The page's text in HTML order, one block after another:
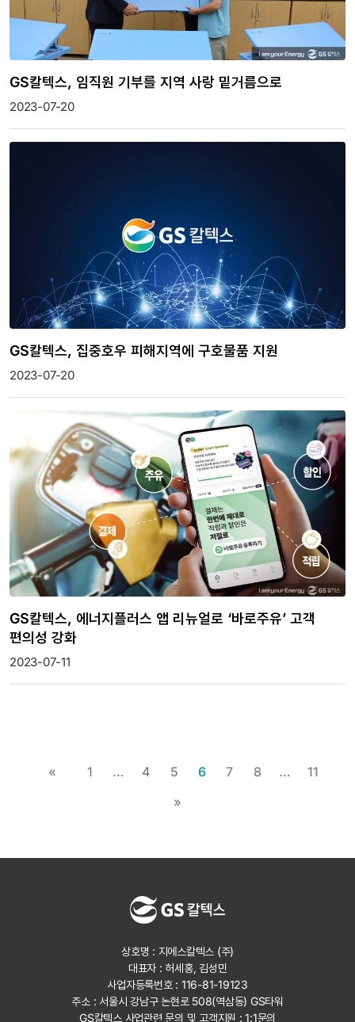
GS칼텍스, 임직원 기부를 지역 사랑 밑거름으로
2023-07-20
GS칼텍스, 집중호우 피해지역에 구호물품 지원
2023-07-20
GS칼텍스, 에너지플러스 앱 리뉴얼로 ‘바로주유’ 고객
편의성 강화
2023-07-11
« 1 … 4 5 6 7 8 …
11
»
상호명 : 지에스칼텍스 (주)
대표자 : 허세홍, 김성민
사업자등록번호 : 116-81-19123
주소 : 서울시 강남구 논현로 508(역삼동) GS타워
GS칼텍스 사업관련 문의 및 고객지원 :1:1문의